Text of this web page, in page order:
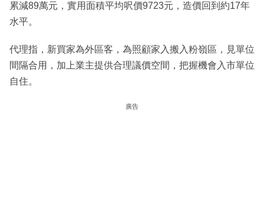
累減89萬元，實用面積平均呎價9723元，造價回到約17年
水平。
代理指，新買家為外區客，為照顧家入搬入粉嶺區，見單位
間隔合用，加上業主提供合理議價空間，把握機會入市單位
自住。
廣告